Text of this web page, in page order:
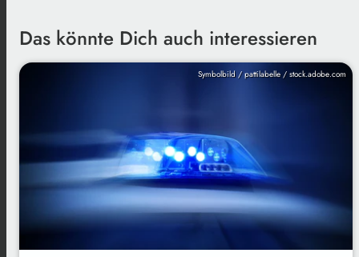
Das könnte Dich auch interessieren
Symbolbild / pattilabelle / stock.adobe.com